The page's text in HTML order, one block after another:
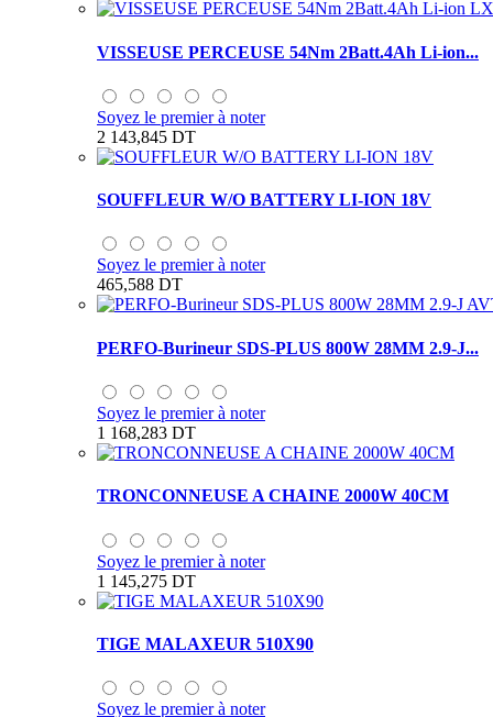
VISSEUSE PERCEUSE 54Nm 2Batt.4Ah Li-ion...
Soyez le premier à noter
2 143,845 DT
SOUFFLEUR W/O BATTERY LI-ION 18V
Soyez le premier à noter
465,588 DT
PERFO-Burineur SDS-PLUS 800W 28MM 2.9-J...
Soyez le premier à noter
1 168,283 DT
TRONCONNEUSE A CHAINE 2000W 40CM
Soyez le premier à noter
1 145,275 DT
TIGE MALAXEUR 510X90
Soyez le premier à noter